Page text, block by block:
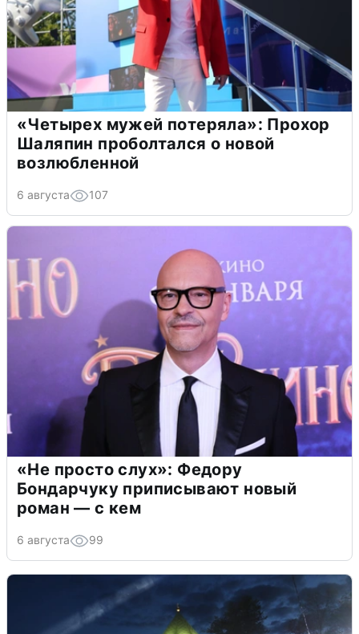
«Четырех мужей потеряла»: Прохор
Шаляпин проболтался о новой
возлюбленной
6 августа 107
«Не просто слух»: Федору
Бондарчуку приписывают новый
роман — с кем
6 августа 99